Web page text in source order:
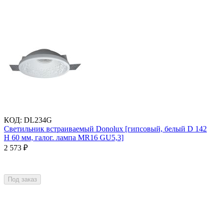
КОД: DL234G
Светильник встраиваемый Donolux [гипсовый, белый D 142
H 60 мм, галог. лампа MR16 GU5,3]
2 573 ₽
Под заказ